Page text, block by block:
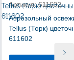
Артикул: 611602
Аэрозольный
Tellus (Торк)
611602